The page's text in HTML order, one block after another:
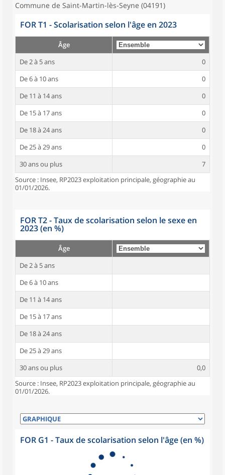
Commune de Saint-Martin-lès-Seyne (04191)
FOR T1 - Scolarisation selon l'âge en 2023
Âge
De 2 à 5 ans
0
De 6 à 10 ans
0
De 11 à 14 ans
0
De 15 à 17 ans
0
De 18 à 24 ans
0
De 25 à 29 ans
0
30 ans ou plus
7
Source : Insee, RP2023 exploitation principale, géographie au
01/01/2026.
FOR T2 - Taux de scolarisation selon le sexe en
2023 (en %)
Âge
De 2 à 5 ans
De 6 à 10 ans
De 11 à 14 ans
De 15 à 17 ans
De 18 à 24 ans
De 25 à 29 ans
30 ans ou plus
0,0
Source : Insee, RP2023 exploitation principale, géographie au
01/01/2026.
FOR G1 - Taux de scolarisation selon l'âge (en %)